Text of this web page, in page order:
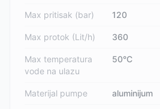
Max pritisak (bar) 120
Max protok (Lit/h) 360
Max temperatura
vode na ulazu
50°C
Materijal pumpe aluminijum